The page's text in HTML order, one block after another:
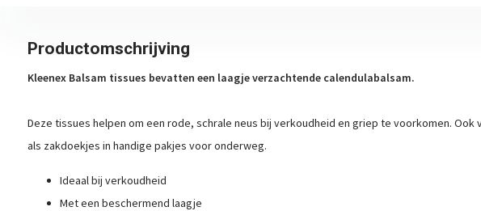
Productomschrijving
Kleenex Balsam tissues bevatten een laagje verzachtende calendulabalsam.
Deze tissues helpen om een rode, schrale neus bij verkoudheid en griep te voorkomen. Ook
als zakdoekjes in handige pakjes voor onderweg.
Ideaal bij verkoudheid
Met een beschermend laagje